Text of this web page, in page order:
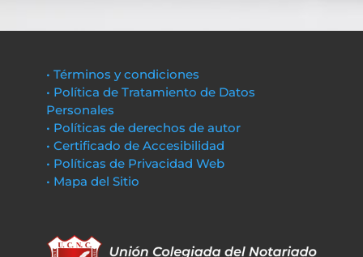
• Términos y condiciones
• Política de Tratamiento de Datos
Personales
• Políticas de derechos de autor
• Certificado de Accesibilidad
• Políticas de Privacidad Web
• Mapa del Sitio